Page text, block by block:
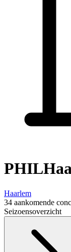
Haarlem
34 aankomende
Seizoensoverzicht